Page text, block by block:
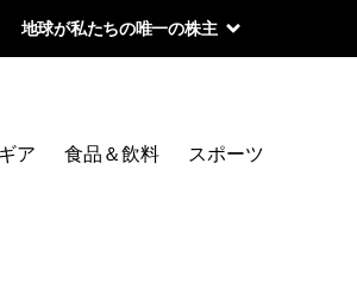
地球が私たちの唯一の株主
ア 食品＆飲料 スポーツ